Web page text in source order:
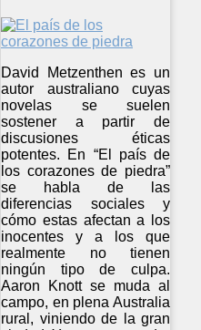
David Metzenthen es un
autor australiano cuyas
novelas se suelen
sostener a partir de
discusiones éticas
potentes. En “El país de
los corazones de piedra”
se habla de las
diferencias sociales y
cómo estas afectan a los
inocentes y a los que
realmente no tienen
ningún tipo de culpa.
Aaron Knott se muda al
campo, en plena Australia
rural, viniendo de la gran